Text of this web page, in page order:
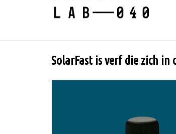
SolarFast is verf die zich